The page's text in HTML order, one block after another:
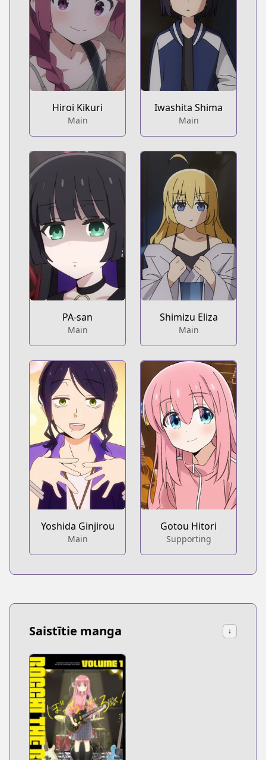
Hiroi Kikuri
Main
Iwashita Shima
Main
PA-san
Main
Shimizu Eliza
Main
Yoshida Ginjirou
Main
Gotou Hitori
Supporting
Saistītie manga ↓